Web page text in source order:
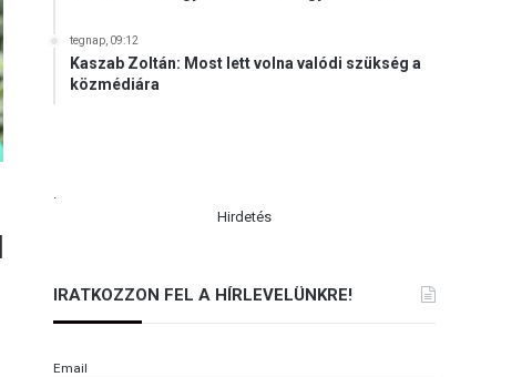
tegnap, 09:12
Kaszab Zoltán: Most lett volna valódi szükség a
közmédiára
.
Hirdetés
IRATKOZZON FEL A HÍRLEVELÜNKRE!
Email